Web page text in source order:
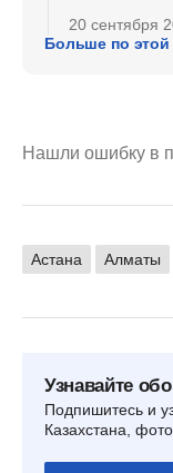
20 сентября
Больше по этой
Нашли ошибку в
Астана Алматы
Узнавайте
Подпишитесь и
Казахстана,